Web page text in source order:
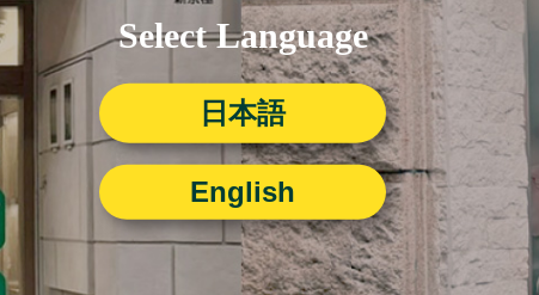
Select Language
日本語
English